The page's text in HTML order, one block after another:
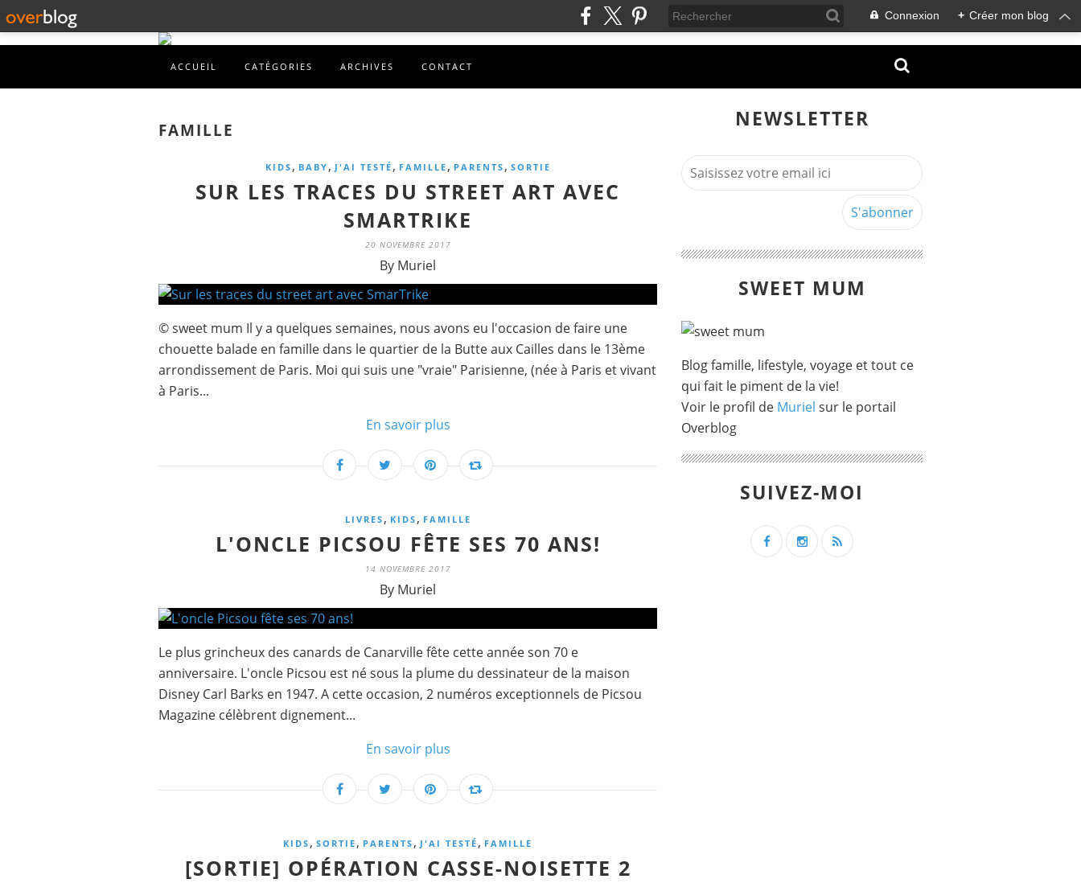
Connexion + Créer mon blog
ACCUEIL CATÉGORIES ARCHIVES CONTACT
FAMILLE
KIDS, BABY,J'AI TESTÉ, FAMILLE, PARENTS, SORTIE
SUR LES TRACES DU STREET ART AVEC
SMARTRIKE
20 NOVEMBRE 2017
By Muriel
© sweet mum Il y a quelques semaines, nous avons eu l'occasion de faire une
chouette balade en famille dans le quartier de la Butte aux Cailles dans le 13ème
arrondissement de Paris. Moi qui suis une "vraie" Parisienne, (née à Paris et vivant
à Paris...
En savoir plus
LIVRES, KIDS, FAMILLE
L'ONCLE PICSOU FÊTE SES 70 ANS!
14 NOVEMBRE 2017
By Muriel
Le plus grincheux des canards de Canarville fête cette année son 70 e
anniversaire. L'oncle Picsou est né sous la plume du dessinateur de la maison
Disney Carl Barks en 1947. A cette occasion, 2 numéros exceptionnels de Picsou
Magazine célèbrent dignement...
En savoir plus
KIDS, SORTIE, PARENTS,J'AI TESTÉ, FAMILLE
[SORTIE] OPÉRATION CASSE-NOISETTE 2
NEWSLETTER
SWEET MUM
Blog famille, lifestyle, voyage et tout ce
qui fait le piment de la vie!
Voir le profil de Muriel sur le portail
Overblog
SUIVEZ-MOI